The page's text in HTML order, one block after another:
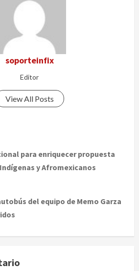
soporteinfix
Editor
View All Posts
para enriquecer propuesta
y Afromexicanos
del equipo de Memo Garza